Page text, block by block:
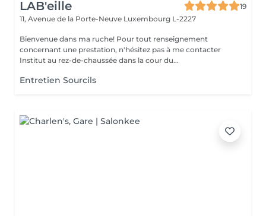
LAB'eille
19
11, Avenue de la Porte-Neuve Luxembourg L-2227
Bienvenue dans ma ruche! Pour tout renseignement
concernant une prestation, n'hésitez pas à me contacter
Institut au rez-de-chaussée dans la cour du...
Entretien Sourcils